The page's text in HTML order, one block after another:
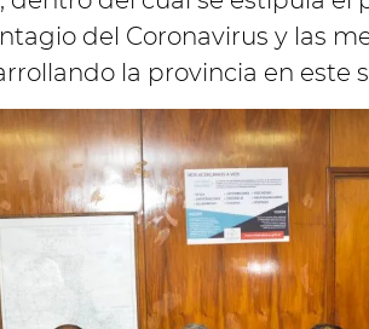
del Coronavirus y las
la provincia en este